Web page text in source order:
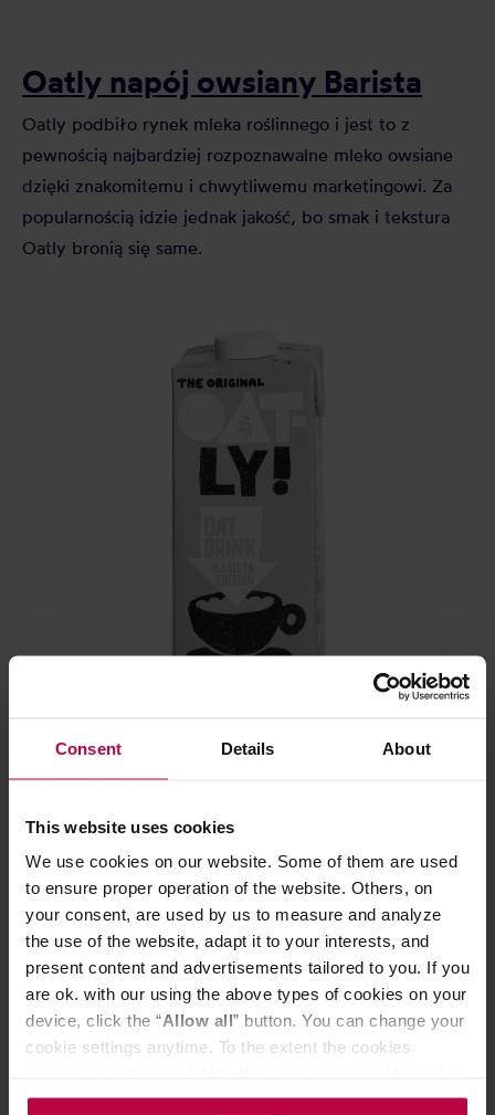
Consent Details About
This website uses cookies
We use cookies on our website. Some of them are used
to ensure proper operation of the website. Others, on
your consent, are used by us to measure and analyze
the use of the website, adapt it to your interests, and
present content and advertisements tailored to you. If you
are ok. with our using the above types of cookies on your
device, click the “Allow all” button. You can change your
cookie settings anytime. To the extent the cookies
the controller’s (namely, ALL GOOD S.A., ul.
Oatly napój owsiany Barista
Oatly podbiło rynek mleka roślinnego i jest to z
pewnością najbardziej rozpoznawalne mleko owsiane
dzięki znakomitemu i chwytliwemu marketingowi. Za
popularnością idzie jednak jakość, bo smak i tekstura
Oatly bronią się same.